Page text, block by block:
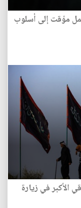
مؤقت إلى أسلوب
الأكبر في زيارة